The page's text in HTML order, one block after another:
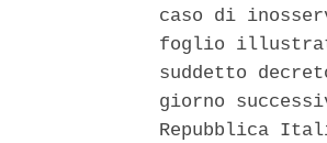
caso di
foglio
suddetto
giorno
Repubblica